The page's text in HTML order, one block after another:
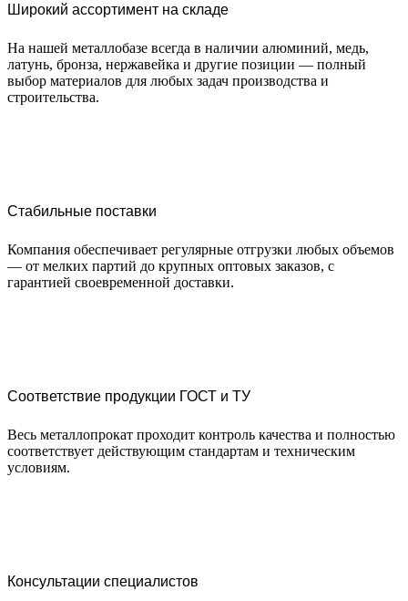
Широкий ассортимент на складе
На нашей металлобазе всегда в наличии алюминий, медь,
латунь, бронза, нержавейка и другие позиции — полный
выбор материалов для любых задач производства и
строительства.
Стабильные поставки
Компания обеспечивает регулярные отгрузки любых объемов
— от мелких партий до крупных оптовых заказов, с
гарантией своевременной доставки.
Соответствие продукции ГОСТ и ТУ
Весь металлопрокат проходит контроль качества и полностью
соответствует действующим стандартам и техническим
условиям.
Консультации специалистов